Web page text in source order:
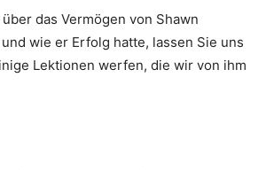
das Vermögen von Shawn
wie er Erfolg hatte, lassen Sie uns
Lektionen werfen, die wir von ihm